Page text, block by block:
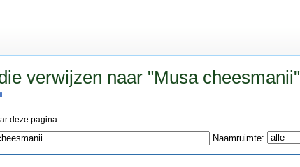
verwijzen naar "Musa cheesmanii"
deze pagina
Naamruimte: